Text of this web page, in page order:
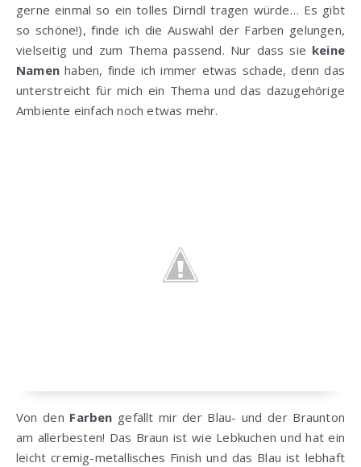
gerne einmal so ein tolles Dirndl tragen würde… Es gibt
so schöne!), finde ich die Auswahl der Farben gelungen,
vielseitig und zum Thema passend. Nur dass sie keine
Namen haben, finde ich immer etwas schade, denn das
unterstreicht für mich ein Thema und das dazugehörige
Ambiente einfach noch etwas mehr.
Von den Farben gefällt mir der Blau- und der Braunton
am allerbesten! Das Braun ist wie Lebkuchen und hat ein
leicht cremig-metallisches Finish und das Blau ist lebhaft